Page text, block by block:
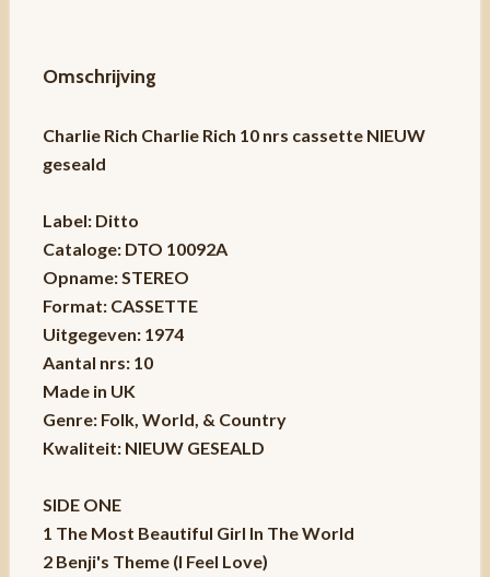
Omschrijving
Charlie Rich Charlie Rich 10 nrs cassette NIEUW
geseald
Label: Ditto
Cataloge: DTO 10092A
Opname: STEREO
Format: CASSETTE
Uitgegeven: 1974
Aantal nrs: 10
Made in UK
Genre: Folk, World, & Country
Kwaliteit: NIEUW GESEALD
SIDE ONE
1 The Most Beautiful Girl In The World
2 Benji's Theme (I Feel Love)